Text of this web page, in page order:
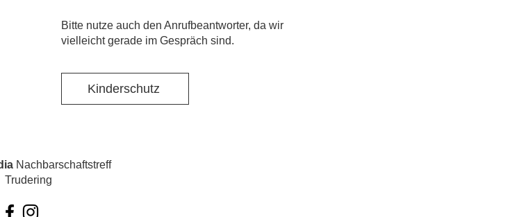
​Bitte nutze auch den Anrufbeantworter, da wir
vielleicht gerade im Gespräch sind.
Kinderschutz
Nachbarschaftstreff
Trudering